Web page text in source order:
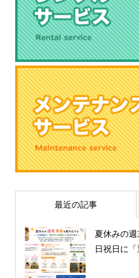
最近の記事
夏休みの
日祝日に「